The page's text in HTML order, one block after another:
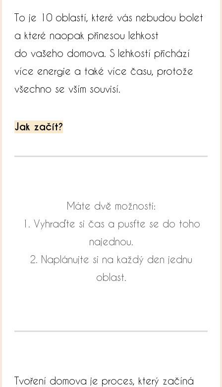
To je 10 oblastí, které vás nebudou bolet
a které naopak přinesou lehkost
do vašeho domova. S lehkostí přichází
více energie a také více času, protože
všechno se vším souvisí.
Jak začít?
Máte dvě možnosti:
1. Vyhraďte si čas a pusťte se do toho
najednou.
2. Naplánujte si na každý den jednu
oblast.
Tvoření domova je proces, který začíná